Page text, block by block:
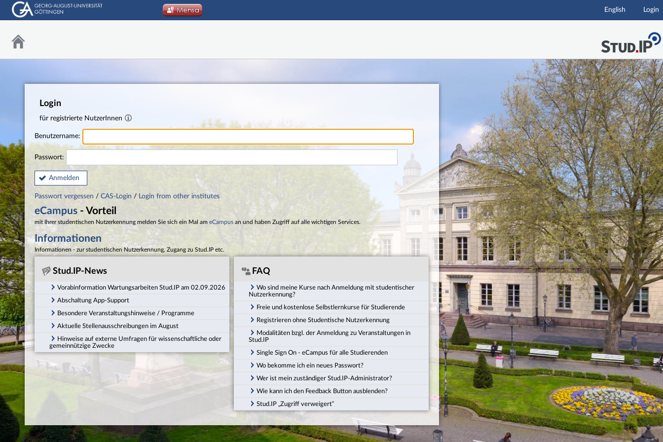
Hauptnavigation
English Login
Login
für registrierte NutzerInnen
Benutzername:
Passwort:
Anmelden
Passwort vergessen / CAS-Login / Login from other institutes
eCampus - Vorteil
mit Ihrer studentischen Nutzerkennung melden Sie sich ein Mal am eCampus an und haben Zugriff auf alle wichtigen Services.
Informationen
Informationen - zur studentischen Nutzerkennung, Zugang zu Stud.IP etc.
Stud.IP-News
Vorabinformation Wartungsarbeiten Stud.IP am 02.09.2026
Abschaltung App-Support
Besondere Veranstaltungshinweise / Programme
Aktuelle Stellenausschreibungen im August
Hinweise auf externe Umfragen für wissenschaftliche oder
gemeinnützige Zwecke
FAQ
Wo sind meine Kurse nach Anmeldung mit studentischer
Nutzerkennung?
Freie und kostenlose Selbstlernkurse für Studierende
Registrieren ohne Studentische Nutzerkennung
Modalitäten bzgl. der Anmeldung zu Veranstaltungen in
Stud.IP
Single Sign On - eCampus für alle Studierenden
Wo bekomme ich ein neues Passwort?
Wer ist mein zuständiger Stud.IP-Administrator?
Wie kann ich den Feedback Button ausblenden?
Stud.IP „Zugriff verweigert“